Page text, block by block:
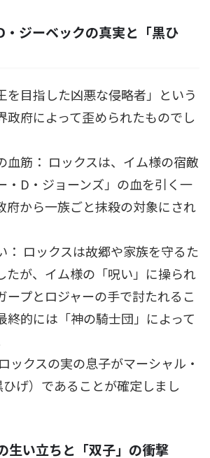
ジーベックの真実と「黒ひ
を目指した凶悪な侵略者」という
政府によって歪められたものでし
血筋： ロックスは、イム様の宿敵
・D・ジョーンズ」の血を引く一
府から一族ごと抹殺の対象にされ
： ロックスは故郷や家族を守るた
たが、イム様の「呪い」に操られ
ープとロジャーの手で討たれるこ
終的には「神の騎士団」によって
ックスの実の息子がマーシャル・
げ）であることが確定しまし
生い立ちと「双子」の衝撃